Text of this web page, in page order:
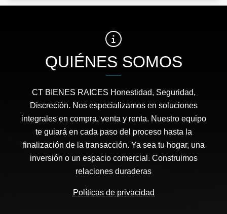
QUIÉNES SOMOS
CT BIENES RAICES Honestidad, Seguridad,
Discreción. Nos especializamos en soluciones
integrales en compra, venta y renta. Nuestro equipo
te guiará en cada paso del proceso hasta la
finalización de la transacción. Ya sea tu hogar, una
inversión o un espacio comercial. Construimos
relaciones duraderas
Políticas de privacidad